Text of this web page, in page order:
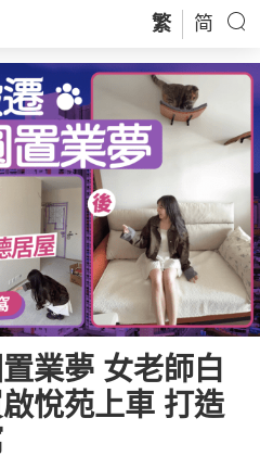
繁 简
業夢 女老師白
悅苑上車 打造